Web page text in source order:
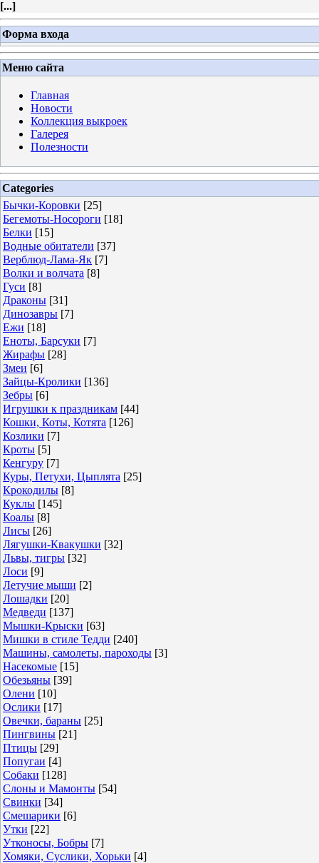
[...]
Форма входа
Меню сайта
Главная
Новости
Коллекция выкроек
Галерея
Полезности
Categories
Бычки-Коровки [25]
Бегемоты-Носороги [18]
Белки [15]
Водные обитатели [37]
Верблюд-Лама-Як [7]
Волки и волчата [8]
Гуси [8]
Драконы [31]
Динозавры [7]
Ежи [18]
Еноты, Барсуки [7]
Жирафы [28]
Змеи [6]
Зайцы-Кролики [136]
Зебры [6]
Игрушки к праздникам [44]
Кошки, Коты, Котята [126]
Козлики [7]
Кроты [5]
Кенгуру [7]
Куры, Петухи, Цыплята [25]
Крокодилы [8]
Куклы [145]
Коалы [8]
Лисы [26]
Лягушки-Квакушки [32]
Львы, тигры [32]
Лоси [9]
Летучие мыши [2]
Лошадки [20]
Медведи [137]
Мышки-Крыски [63]
Мишки в стиле Тедди [240]
Машины, самолеты, пароходы [3]
Насекомые [15]
Обезьяны [39]
Олени [10]
Ослики [17]
Овечки, бараны [25]
Пингвины [21]
Птицы [29]
Попугаи [4]
Собаки [128]
Слоны и Мамонты [54]
Свинки [34]
Смешарики [6]
Утки [22]
Утконосы, Бобры [7]
Хомяки, Суслики, Хорьки [4]